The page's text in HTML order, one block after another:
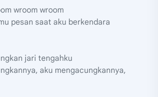
wroom wroom
pesan saat aku berkendara
jari tengahku
aku mengacungkannya,